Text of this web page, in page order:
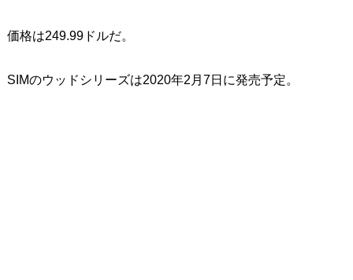
価格は249.99ドルだ。
SIMのウッドシリーズは2020年2月7日に発売予定。